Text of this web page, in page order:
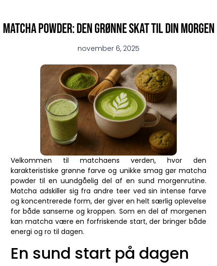
Matcha powder: den grønne skat til din morgen
november 6, 2025
Velkommen til matchaens verden, hvor den
karakteristiske grønne farve og unikke smag gør matcha
powder til en uundgåelig del af en sund morgenrutine.
Matcha adskiller sig fra andre teer ved sin intense farve
og koncentrerede form, der giver en helt særlig oplevelse
for både sanserne og kroppen. Som en del af morgenen
kan matcha være en forfriskende start, der bringer både
energi og ro til dagen.
En sund start på dagen